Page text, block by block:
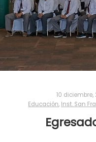
10 diciembre,
Educación, Inst. San